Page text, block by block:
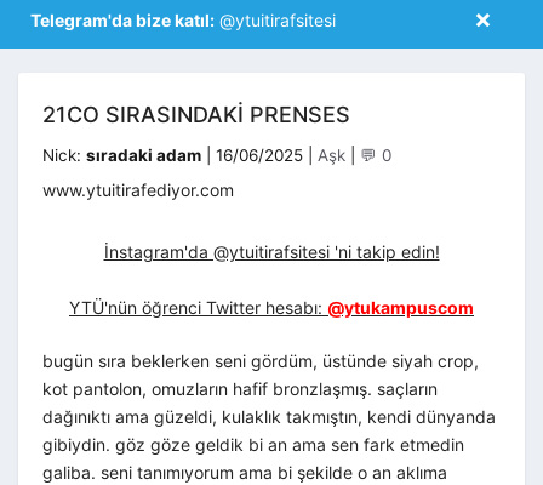
×
Telegram'da bize katıl: @ytuitirafsitesi
21CO SIRASINDAKI PRENSES
Nick: sıradaki adam 16/06/2025 Kategoriler
Aşk 💬 0
www.ytuitirafediyor.com
İnstagram'da @ytuitirafsitesi 'ni takip edin!
YTÜ'nün öğrenci Twitter hesabı: @ytukampuscom
bugün sıra beklerken seni gördüm, üstünde siyah crop,
kot pantolon, omuzların hafif bronzlaşmış. saçların
dağınıktı ama güzeldi, kulaklık takmıştın, kendi dünyanda
gibiydin. göz göze geldik bi an ama sen fark etmedin
galiba. seni tanımıyorum ama bi şekilde o an aklıma